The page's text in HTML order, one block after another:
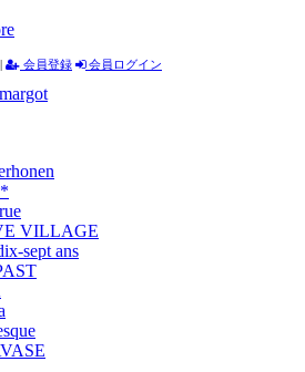
| 会員登録 会員ログイン
VILLAGE
sept ans